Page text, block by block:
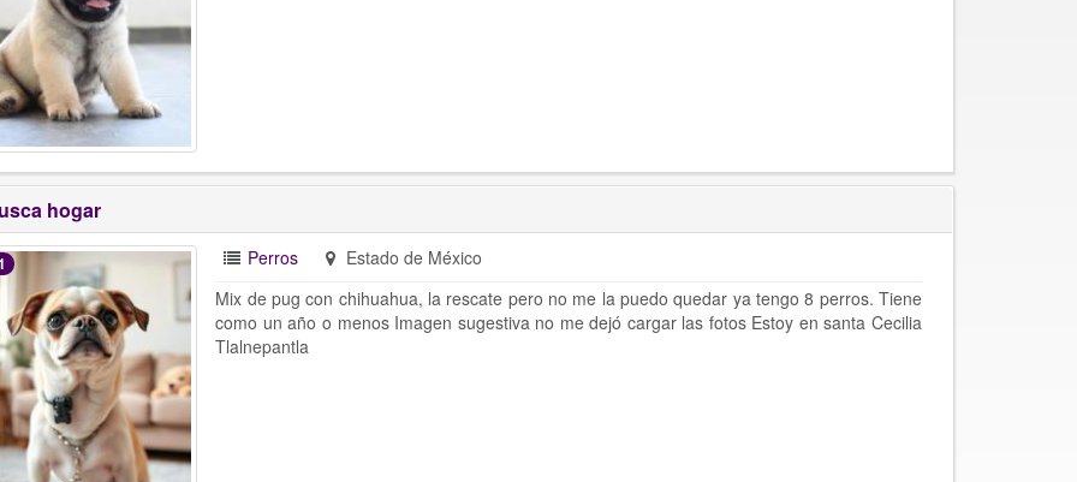
hogar
Perros
Estado de México
Mix de pug con chihuahua, la rescate pero no me la puedo quedar ya tengo 8 perros. Tiene
como un año o menos Imagen sugestiva no me dejó cargar las fotos Estoy en santa Cecilia
Tlalnepantla